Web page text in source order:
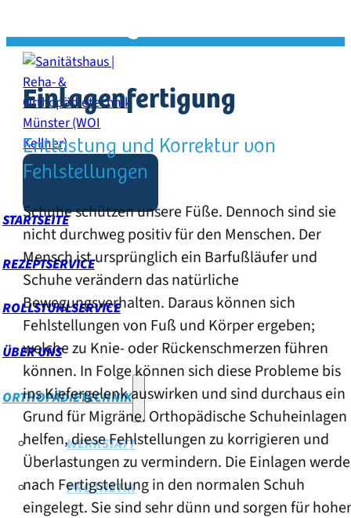
STARTSEITE
REZEPTSERVICE
ROLLSTUHLSERVICE
ÜBER UNS
ORTHOPÄDIETECHNIK
WERKSTATT
PROTHETIK
Einlagenfertigung
Entlastung und Korrektur von
Fehlstellungen
Schuhe schützen unsere Füße. Dennoch sind sie
nicht durchweg positiv für den Menschen. Der
Mensch ist ursprünglich ein Barfußläufer und
Schuhe verändern das natürliche
Bewegungsverhalten. Daraus können sich
Fehlstellungen von Fuß und Körper ergeben;
welche zu Knie- oder Rückenschmerzen führen
können. In Folge können sich diese Probleme bis
ins Kiefergelenk auswirken und sind durchaus ein
Grund für Migräne. Orthopädische Schuheinlagen
helfen, diese Fehlstellungen zu korrigieren und
Überlastungen zu vermindern. Die Einlagen
nach Fertigstellung in den normalen Schuh
eingelegt. Sie sind sehr dünn und sorgen für